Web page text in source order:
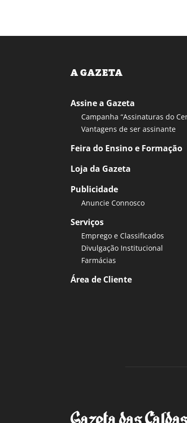
A GAZETA
Assine a Gazeta
Campanha “Assinaturas do
Vantagens de ser assinante
Feira do Ensino e Formação
Loja da Gazeta
Publicidade
Anuncie Connosco
Serviços
Emprego e Classificados
Divulgação Institucional
Farmácias
Área de Cliente